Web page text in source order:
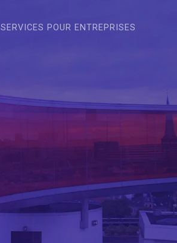
SERVICES POUR ENTREPRISES